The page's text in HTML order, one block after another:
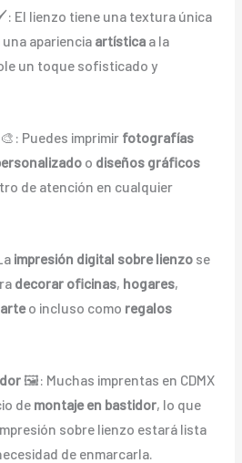
El lienzo tiene una textura única
apariencia artística a la
un toque sofisticado y
🎨: Puedes imprimir fotografías
o diseños gráficos
de atención en cualquier
impresión digital sobre lienzo se
decorar oficinas, hogares,
o incluso como regalos
🖼️: Muchas imprentas en CDMX
de montaje en bastidor, lo que
sobre lienzo estará lista
de enmarcarla.